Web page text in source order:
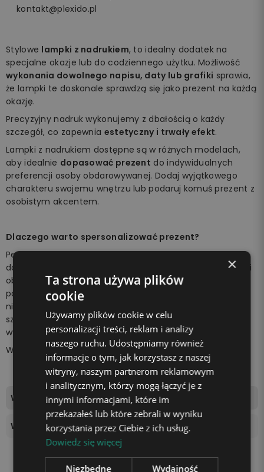
kontakt@plexido.pl
Stylowe lampki z nadrukiem, to idealny dodatek na
specjalne okazje lub do codziennego użytku. Możliwość
wykonania dowolnego napisu, daty lub grafiki sprawia,
że lampki te doskonale sprawdzą się jako prezent na każdą
okazję.
Precyzyjny nadruk wykonujemy z dbałością o każdy
szczegół, co zapewnia estetyczny i trwały efekt.
Lampki z nadrukiem dostępne są w różnych modelach,
aby idealnie dopasować prezent do indywidualnych
preferencji osoby obdarowywanej. Dodaj wyjątkowego
charakteru swojemu wnętrzu lub podaruj komuś prezent z
osobistym akcentem.
Dlaczego warto spersonalizować prezent?
Personalizowany prezent można jak najlepiej dopasować
do zainteresowań, upodobań, charakteru czy osobowości
obdarowywanej osoby.Unikatowa lampka z imieniem
postaci prezentu to wyjątkowa okazja, aby zrobić
niespodziankę bliskiej osobie. Z pewnością wywołasz
szeroki uśmiech na jej twarzy i sprawisz, że poczuje się
wyjątkowo.
Wszystko za sprawąunikalnej lampki marki Plexido!
Wymiary tablicy świetlnej 18,4x18,6cm
Wysokość podstawki 4 cm
×
Ta strona używa plików
cookie
Używamy plików cookie w celu
personalizacji treści, reklam i analizy
naszego ruchu. Udostępniamy również
informacje o tym, jak korzystasz z naszej
witryny, naszym partnerom reklamowym
i analitycznym, którzy mogą łączyć je z
innymi informacjami, które im
przekazałeś lub które zebrali w wyniku
korzystania przez Ciebie z ich usług.
Dowiedz się więcej
Niezbędne Wydajność